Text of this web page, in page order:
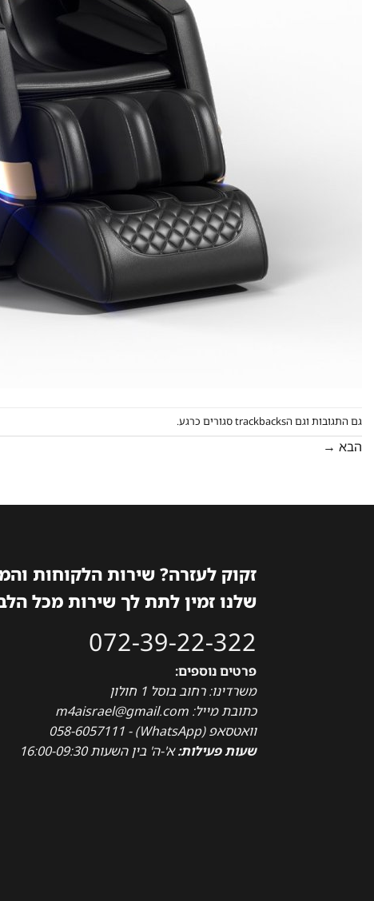
גם התגובות וגם הtrackbacks סגורים כרגע.
הבא →
זקוק לעזרה? שירות הלקוחות
שלנו זמין לתת לך שירות מכל
072-39-22-322
פרטים נוספים:
משרדינו: רחוב בוסל 1 חולון
כתובת מייל: m4aisrael@gmail.com
וואטסאפ (WhatsApp) - 058-6057111
שעות פעילות:א'-ה' בין השעות 16:00-09:30